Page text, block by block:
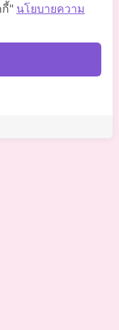
Powered by
" นโยบายความ